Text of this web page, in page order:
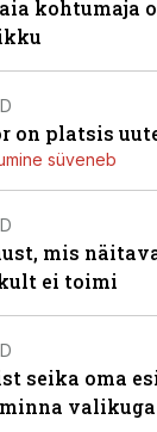
kohtumaja
on platsis
süveneb
mis
ei toimi
seika oma